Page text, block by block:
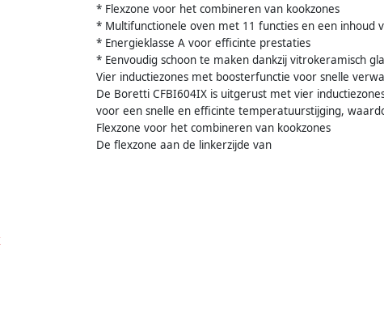
* Flexzone voor het combineren van kookzones
* Multifunctionele oven met 11 functies en een inhoud
* Energieklasse A voor efficinte prestaties
* Eenvoudig schoon te maken dankzij vitrokeramisch
Vier inductiezones met boosterfunctie voor snelle
De Boretti CFBI604IX is uitgerust met vier
voor een snelle en efficinte temperatuurstijging,
Flexzone voor het combineren van kookzones
De flexzone aan de linkerzijde van